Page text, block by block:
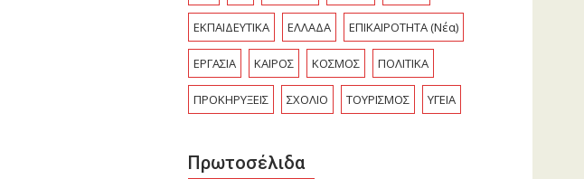
ΕΚΠΑΙΔΕΥΤΙΚΑ ΕΛΛΑΔΑ ΕΠΙΚΑΙΡΟΤΗΤΑ (Νέα)
ΕΡΓΑΣΙΑ ΚΑΙΡΟΣ ΚΟΣΜΟΣ ΠΟΛΙΤΙΚΑ
ΠΡΟΚΗΡΥΞΕΙΣ ΣΧΟΛΙΟ ΤΟΥΡΙΣΜΟΣ ΥΓΕΙΑ
Πρωτοσέλιδα